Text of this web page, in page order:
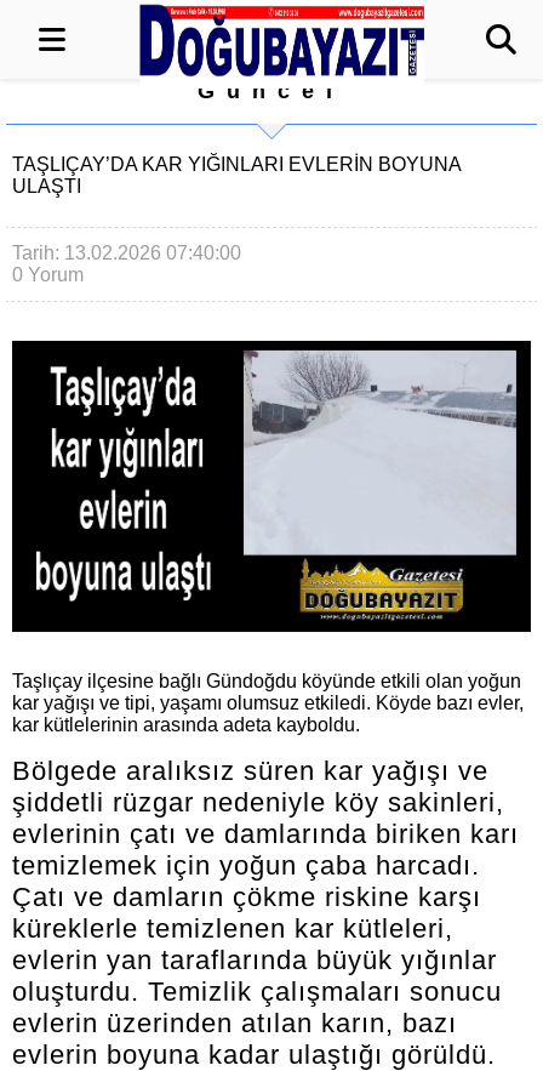
Güncel
TAŞLIÇAY’DA KAR YIĞINLARI EVLERIN BOYUNA
ULAŞTI
Tarih: 13.02.2026 07:40:00
0 Yorum
Taşlıçay ilçesine bağlı Gündoğdu köyünde etkili olan yoğun
kar yağışı ve tipi, yaşamı olumsuz etkiledi. Köyde bazı evler,
kar kütlelerinin arasında adeta kayboldu.
Bölgede aralıksız süren kar yağışı ve
şiddetli rüzgar nedeniyle köy sakinleri,
evlerinin çatı ve damlarında biriken karı
temizlemek için yoğun çaba harcadı.
Çatı ve damların çökme riskine karşı
küreklerle temizlenen kar kütleleri,
evlerin yan taraflarında büyük yığınlar
oluşturdu. Temizlik çalışmaları sonucu
evlerin üzerinden atılan karın, bazı
evlerin boyuna kadar ulaştığı görüldü.